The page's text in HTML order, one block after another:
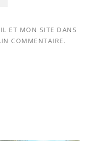
ET MON SITE DANS
COMMENTAIRE.